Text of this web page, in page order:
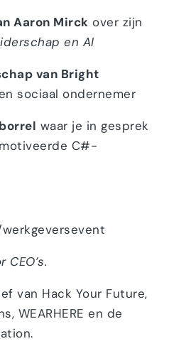
Aaron Mirck over zijn
en AI
van Bright
sociaal ondernemer
waar je in gesprek
C#-
van Hack Your Future,
WEARHERE en de